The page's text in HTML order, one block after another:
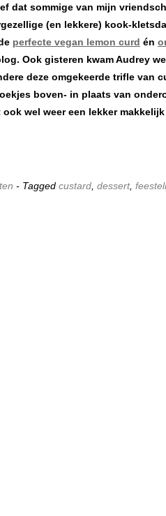
dat sommige van mijn
(en lekkere) kook-
perfecte vegan lemon curd én
Ook gisteren kwam Audrey
deze omgekeerde trifle van
boven- in plaats van
wel weer een lekker
- Tagged custard dessert,